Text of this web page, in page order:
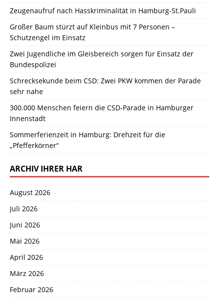
Zeugenaufruf nach Hasskriminalität in Hamburg-St.Pauli
Großer Baum stürzt auf Kleinbus mit 7 Personen –
Schutzengel im Einsatz
Zwei Jugendliche im Gleisbereich sorgen für Einsatz der
Bundespolizei
Schrecksekunde beim CSD: Zwei PKW kommen der Parade
sehr nahe
300.000 Menschen feiern die CSD-Parade in Hamburger
Innenstadt
Sommerferienzeit in Hamburg: Drehzeit für die
„Pfefferkörner“
ARCHIV IHRER HAR
August 2026
Juli 2026
Juni 2026
Mai 2026
April 2026
März 2026
Februar 2026